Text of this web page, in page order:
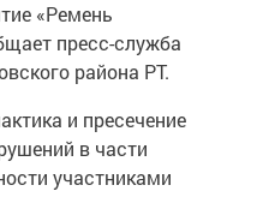
«Ремень
пресс-служба
района РТ.
и пресечение
в части
участниками